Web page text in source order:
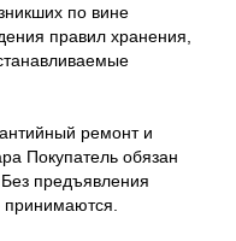
по вине
правил хранения,
ремонт и
Покупатель обязан
предъявления